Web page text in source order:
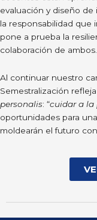
evaluación y diseño de
la responsabilidad que
pone a prueba la
colaboración de ambos.
Al continuar nuestro
Semestralización
personalis: “cuidar a la
oportunidades para
moldearán el futuro